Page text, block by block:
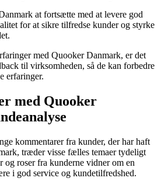
at fortsætte med at levere god
for at sikre tilfredse kunder og styrke
med Quooker Danmark, er det
til virksomheden, så de kan forbedre
erfaringer.
med Quooker
kommentarer fra kunder, der har haft
træder visse fælles temaer tydeligt
og roser fra kunderne vidner om en
i god service og kundetilfredshed.